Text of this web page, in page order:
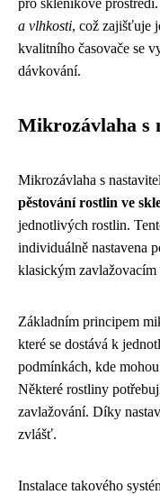
pro skleníkové prostředí.
a vlhkosti, což zajišťuje
kvalitního časovače se
dávkování.
Mikrozávlaha s
Mikrozávlaha s
pěstování rostlin ve
jednotlivých rostlin.
individuálně nastavena
klasickým zavlažovacím
Základním principem
které se dostává k
podmínkách, kde
Některé rostliny
zavlažování. Díky
zvlášť.
Instalace takového